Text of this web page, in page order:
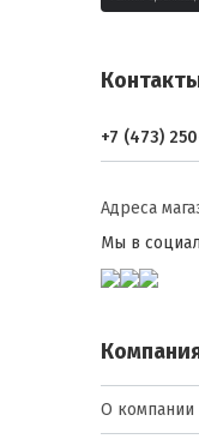
+7 (473)
Адреса
Мы в
О компании